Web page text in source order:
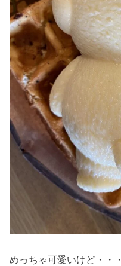
めっちゃ可愛いけど・・・